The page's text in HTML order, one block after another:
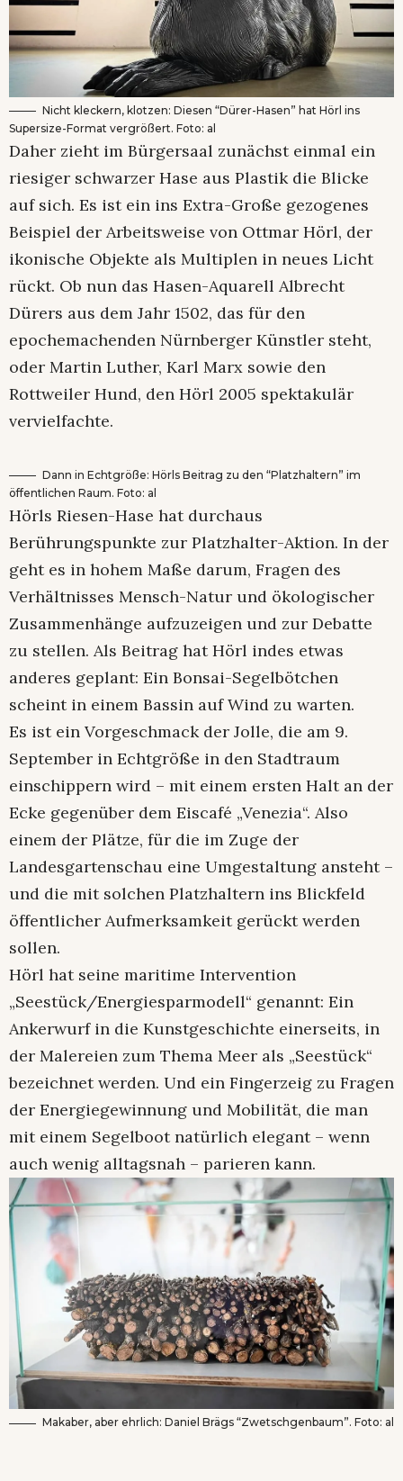
Nicht kleckern, klotzen: Diesen “Dürer-Hasen” hat Hörl ins
Supersize-Format vergrößert. Foto: al
Daher zieht im Bürgersaal zunächst einmal ein
riesiger schwarzer Hase aus Plastik die Blicke
auf sich. Es ist ein ins Extra-Große gezogenes
Beispiel der Arbeitsweise von Ottmar Hörl, der
ikonische Objekte als Multiplen in neues Licht
rückt. Ob nun das Hasen-Aquarell Albrecht
Dürers aus dem Jahr 1502, das für den
epochemachenden Nürnberger Künstler steht,
oder Martin Luther, Karl Marx sowie den
Rottweiler Hund, den Hörl 2005 spektakulär
vervielfachte.
Dann in Echtgröße: Hörls Beitrag zu den “Platzhaltern” im
öffentlichen Raum. Foto: al
Hörls Riesen-Hase hat durchaus
Berührungspunkte zur Platzhalter-Aktion. In der
geht es in hohem Maße darum, Fragen des
Verhältnisses Mensch-Natur und ökologischer
Zusammenhänge aufzuzeigen und zur Debatte
zu stellen. Als Beitrag hat Hörl indes etwas
anderes geplant: Ein Bonsai-Segelbötchen
scheint in einem Bassin auf Wind zu warten.
Es ist ein Vorgeschmack der Jolle, die am 9.
September in Echtgröße in den Stadtraum
einschippern wird – mit einem ersten Halt an der
Ecke gegenüber dem Eiscafé „Venezia“. Also
einem der Plätze, für die im Zuge der
Landesgartenschau eine Umgestaltung ansteht –
und die mit solchen Platzhaltern ins Blickfeld
öffentlicher Aufmerksamkeit gerückt werden
sollen.
Hörl hat seine maritime Intervention
„Seestück/Energiesparmodell“ genannt: Ein
Ankerwurf in die Kunstgeschichte einerseits, in
der Malereien zum Thema Meer als „Seestück“
bezeichnet werden. Und ein Fingerzeig zu Fragen
der Energiegewinnung und Mobilität, die man
mit einem Segelboot natürlich elegant – wenn
auch wenig alltagsnah – parieren kann.
Makaber, aber ehrlich: Daniel Brägs “Zwetschgenbaum”. Foto: al